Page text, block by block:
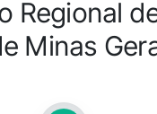
Regional
Minas